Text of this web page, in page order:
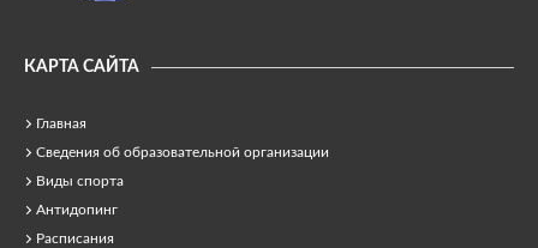
КАРТА САЙТА
Главная
Сведения об образовательной организации
Виды спорта
Антидопинг
Расписания